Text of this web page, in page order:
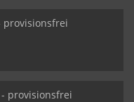
provisionsfrei
provisionsfrei